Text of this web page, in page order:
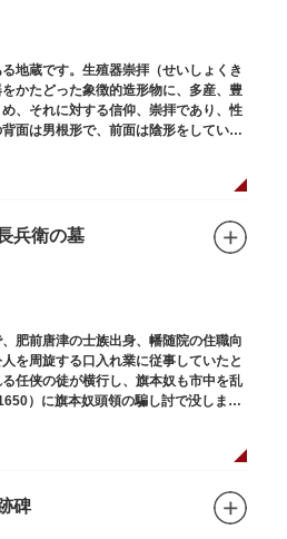
地蔵です。生殖器崇拝（せいしょくき
かたどった象徴的造形物に、多産、豊
、それに対する信仰、崇拝であり、性
面は男根形で、前面は陰形をしていま
兵衛の墓
肥前唐津の士族出身、幡随院の住職向
を周旋する口入れ業に従事していたと
任侠の徒が横行し、旗本奴も市中を乱
）に旗本奴頭領の騙し討で没しまし
ります。
碑